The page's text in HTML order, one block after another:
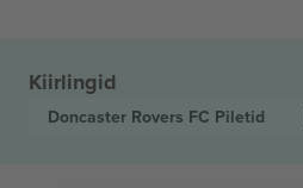
Kiirlingid
Doncaster Rovers FC Piletid